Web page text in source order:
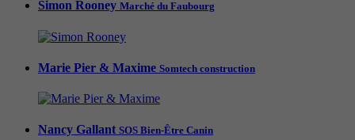
Simon Rooney Marché du Faubourg
Marie Pier & Maxime Somtech construction
Nancy Gallant SOS Bien-Être Canin